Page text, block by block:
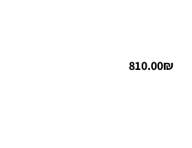
810.00₪